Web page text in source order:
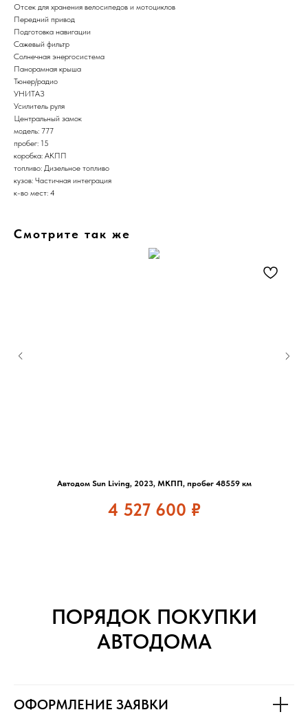
Отсек для хранения велосипедов и мотоциклов
Передний привод
Подготовка навигации
Сажевый фильтр
Солнечная энергосистема
Панорамная крыша
Тюнер/радио
УНИТАЗ
Усилитель руля
Центральный замок
модель: 777
пробег: 15
коробка: АКПП
топливо: Дизельное топливо
кузов: Частичная интеграция
к-во мест: 4
Смотрите так же
Автодом Sun Living, 2023, МКПП, пробег 48559 км
4 527 600 ₽
ПОРЯДОК ПОКУПКИ
АВТОДОМА
ОФОРМЛЕНИЕ ЗАЯВКИ